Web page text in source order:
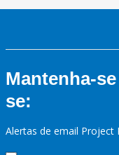
Mantenha-
se:
Alertas de email Project